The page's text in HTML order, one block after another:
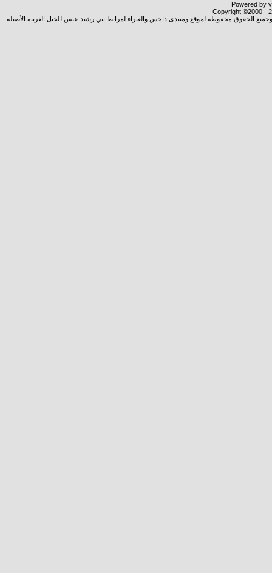
Powered by
Copyright ©2000 -
الحقوق محفوظة لموقع ومنتدى داحس والغبراء لمرابط بني رشيد عبس للخيل العربية الأصيلة